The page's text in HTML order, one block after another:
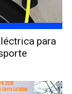
para